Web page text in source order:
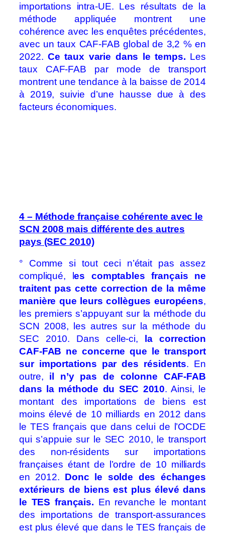
importations intra-UE. Les résultats de la
méthode appliquée montrent une
cohérence avec les enquêtes précédentes,
avec un taux CAF-FAB global de 3,2 % en
2022.Ce taux varie dans le temps. Les
taux CAF-FAB par mode de transport
montrent une tendance à la baisse de 2014
à 2019, suivie d’une hausse due à des
facteurs économiques.
4 – Méthode française cohérente avec le
SCN 2008 mais différente des autres
pays (SEC 2010)
° Comme si tout ceci n’était pas assez
compliqué, les comptables français ne
traitent pas cette correction de la même
manière que leurs collègues européens,
les premiers s’appuyant sur la méthode du
SCN 2008, les autres sur la méthode du
SEC 2010. Dans celle-ci,
la correction
CAF-FAB ne concerne que le transport
sur importations par des résidents. En
outre, il n’y pas de colonne CAF-FAB
dans la méthode du SEC 2010. Ainsi, le
montant des importations de biens est
moins élevé de 10 milliards en 2012 dans
le TES français que dans celui de l’OCDE
qui s’appuie sur le SEC 2010, le transport
des non-résidents sur importations
françaises étant de l’ordre de 10 milliards
en 2012. Donc le solde des échanges
extérieurs de biens est plus élevé dans
le TES français. En revanche le montant
des importations de transport-assurances
est plus élevé que dans le TES français de